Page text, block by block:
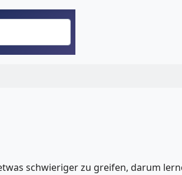
schwieriger zu greifen, darum